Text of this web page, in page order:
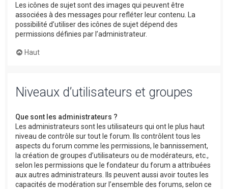
Les icônes de sujet sont des images qui peuvent être
associées à des messages pour refléter leur contenu. La
possibilité d’utiliser des icônes de sujet dépend des
permissions définies par l’administrateur.
Haut
Niveaux d’utilisateurs et groupes
Que sont les administrateurs ?
Les administrateurs sont les utilisateurs qui ont le plus haut
niveau de contrôle sur tout le forum. Ils contrôlent tous les
aspects du forum comme les permissions, le bannissement,
la création de groupes d’utilisateurs ou de modérateurs, etc.,
selon les permissions que le fondateur du forum a attribuées
aux autres administrateurs. Ils peuvent aussi avoir toutes les
capacités de modération sur l’ensemble des forums, selon ce